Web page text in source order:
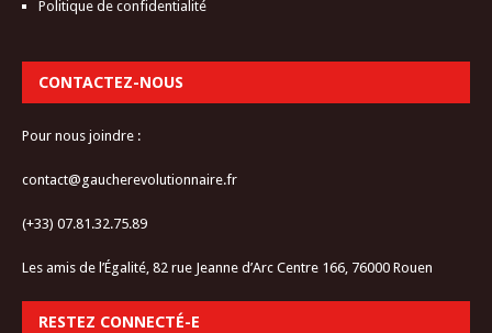
Politique de confidentialité
CONTACTEZ-NOUS
Pour nous joindre :
contact@gaucherevolutionnaire.fr
(+33) 07.81.32.75.89
Les amis de l’Égalité, 82 rue Jeanne d’Arc Centre 166, 76000 Rouen
RESTEZ CONNECTÉ-E